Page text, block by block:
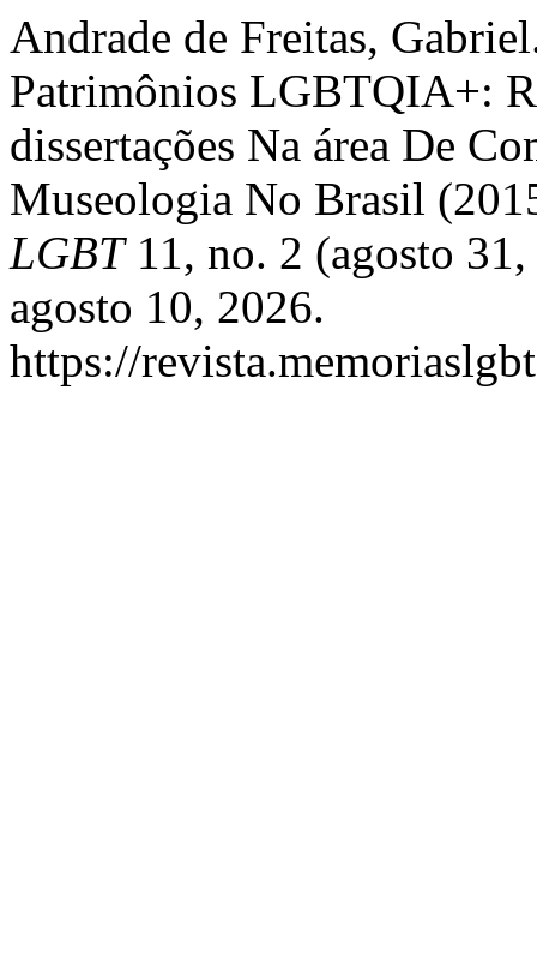
Andrade de Freitas,
Patrimônios LGBTQIA+:
dissertações Na área De
Museologia No Brasil
LGBT11, no. 2 (agosto
agosto 10, 2026.
https://